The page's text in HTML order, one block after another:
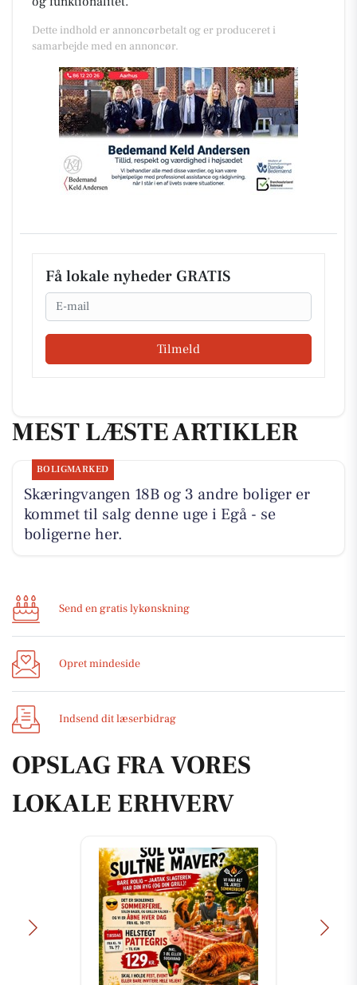
Dette indhold er annoncørbetalt og er produceret i
samarbejde med en annoncør.
Få lokale nyheder GRATIS
Email
Tilmeld
MEST LÆSTE ARTIKLER
BOLIGMARKED
Skæringvangen 18B og 3 andre boliger er
kommet til salg denne uge i Egå - se
boligerne her.
Send en gratis lykønskning
Opret mindeside
Indsend dit læserbidrag
OPSLAG FRA VORES
LOKALE ERHVERV